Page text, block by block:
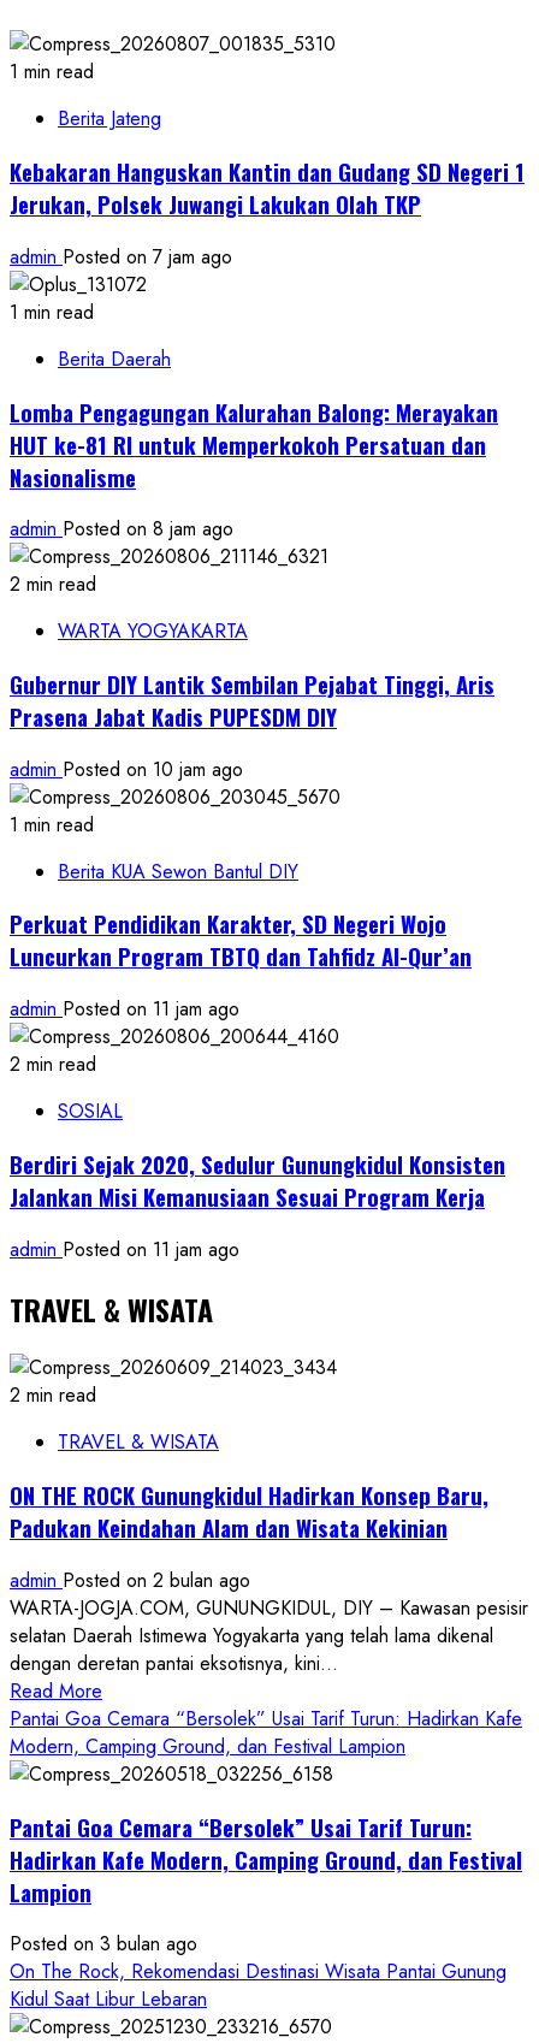
1 min read
Berita Jateng
Kebakaran Hanguskan Kantin dan Gudang SD Negeri 1
Jerukan, Polsek Juwangi Lakukan Olah TKP
admin Posted on 7 jam ago
1 min read
Berita Daerah
Lomba Pengagungan Kalurahan Balong: Merayakan
HUT ke-81 RI untuk Memperkokoh Persatuan dan
Nasionalisme
admin Posted on 8 jam ago
2 min read
WARTA YOGYAKARTA
Gubernur DIY Lantik Sembilan Pejabat Tinggi, Aris
Prasena Jabat Kadis PUPESDM DIY
admin Posted on 10 jam ago
1 min read
Berita KUA Sewon Bantul DIY
Perkuat Pendidikan Karakter, SD Negeri Wojo
Luncurkan Program TBTQ dan Tahfidz Al-Qur’an
admin Posted on 11 jam ago
2 min read
SOSIAL
Berdiri Sejak 2020, Sedulur Gunungkidul Konsisten
Jalankan Misi Kemanusiaan Sesuai Program Kerja
admin Posted on 11 jam ago
TRAVEL & WISATA
2 min read
TRAVEL & WISATA
ON THE ROCK Gunungkidul Hadirkan Konsep Baru,
Padukan Keindahan Alam dan Wisata Kekinian
admin Posted on 2 bulan ago
WARTA-JOGJA.COM, GUNUNGKIDUL, DIY – Kawasan pesisir
selatan Daerah Istimewa Yogyakarta yang telah lama dikenal
dengan deretan pantai eksotisnya, kini...
Read More
more
about
ON
ROCK
Gunungkidul
Baru,
Padukan
Keindahan
Alam
Pantai Goa Cemara “Bersolek” Usai Tarif Turun: Hadirkan Kafe
Modern, Camping Ground, dan Festival Lampion
Pantai Goa Cemara “Bersolek” Usai Tarif Turun:
Hadirkan Kafe Modern, Camping Ground, dan Festival
Lampion
Posted on 3 bulan ago
On The Rock, Rekomendasi Destinasi Wisata Pantai Gunung
Kidul Saat Libur Lebaran